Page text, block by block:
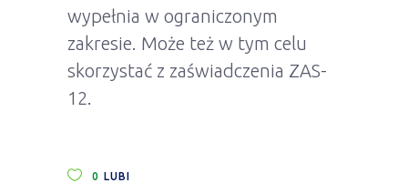
wypełnia w ograniczonym
zakresie. Może też w tym celu
skorzystać z zaświadczenia ZAS-
12.
0 LUBI